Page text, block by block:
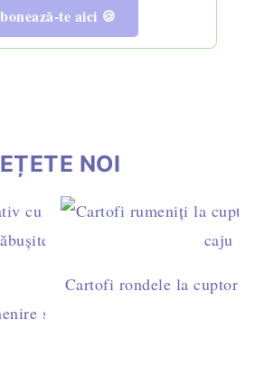
te aici 🍪
NOI
sau prăjire? Diferențe și
Cartofi rondele la cuptor